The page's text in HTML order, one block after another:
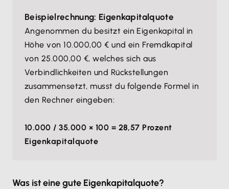
Beispielrechnung: Eigenkapitalquote
Angenommen du besitzt ein Eigenkapital in
Höhe von 10.000,00 € und ein Fremdkapital
von 25.000,00 €, welches sich aus
Verbindlichkeiten und Rückstellungen
zusammensetzt, musst du folgende Formel in
den Rechner eingeben:
10.000 / 35.000 × 100 = 28,57 Prozent
Eigenkapitalquote
Was ist eine gute Eigenkapitalquote?